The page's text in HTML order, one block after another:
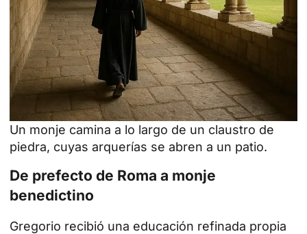
Un monje camina a lo largo de un claustro de
piedra, cuyas arquerías se abren a un patio.
De prefecto de Roma a monje
benedictino
Gregorio recibió una educación refinada propia